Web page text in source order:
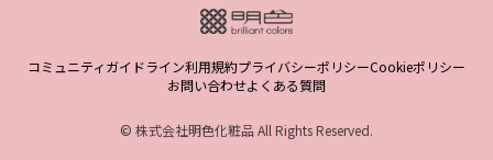
コミュニティガイドライン利用規約プライバシーポリシーCookieポリシー
お問い合わせよくある質問
© 株式会社明色化粧品 All Rights Reserved.